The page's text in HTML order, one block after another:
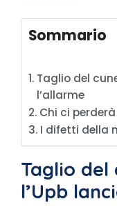
Sommario
Taglio del
l’allarme
Chi ci
I difetti della
Taglio del
l’Upb